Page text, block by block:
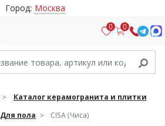
Город: Москва
0 0
Каталог керамогранита и плитки
Для пола CISA (Чиса)